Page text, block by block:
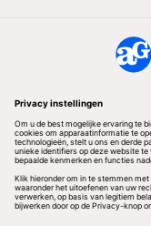
Volg ons
Redactionele partner